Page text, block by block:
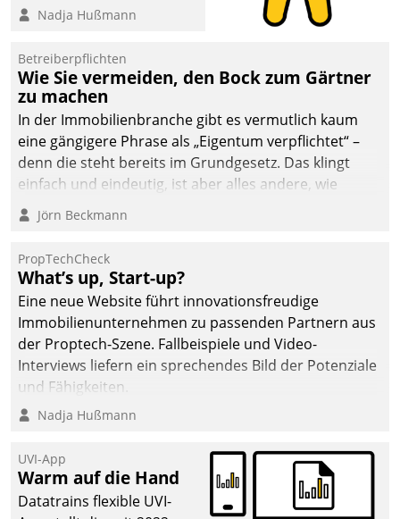
methodisch
Quartier. Dazwischen
zeigte Datatrain, was es
Neues zu bieten hat.
Nadja Hußmann
Betreiberpflichten
Wie Sie vermeiden, den Bock zum Gärtner
zu machen
In der Immobilienbranche gibt es vermutlich kaum
eine gängigere Phrase als „Eigentum verpflichtet“ –
denn die steht bereits im Grundgesetz. Das klingt
einfach und eindeutig, ist aber alles andere, wie
Branchenbeschäftigte wissen. Denn mit der
Verantwortung folgen Verpflichtungen.
Jörn Beckmann
PropTechCheck
What’s up, Start-up?
Eine neue Website führt innovationsfreudige
Immobilienunternehmen zu passenden Partnern aus
der Proptech-Szene. Fallbeispiele und Video-
Interviews liefern ein sprechendes Bild der Potenziale
und Fähigkeiten.
Nadja Hußmann
UVI-App
Warm auf die Hand
Datatrains flexible UVI-